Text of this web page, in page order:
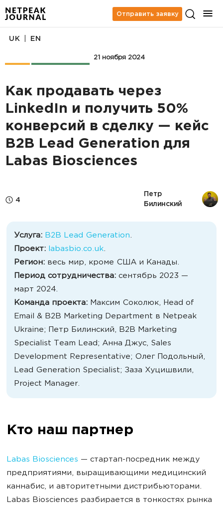
Отправить заявку
21 ноября 2024
UK EN
Как продавать через
LinkedIn и получить 50%
конверсий в сделку — кейс
B2B Lead Generation для
Labas Biosciences
4
Петр
Билинский
Услуга: B2B Lead Generation.
Проект: labasbio.co.uk.
Регион: весь мир, кроме США и Канады.
Период сотрудничества: сентябрь 2023 —
март 2024.
Команда проекта: Максим Соколюк, Head of
Email & B2B Marketing Department в Netpeak
Ukraine; Петр Билинский, B2B Marketing
Specialist Team Lead; Анна Джус, Sales
Development Representative; Олег Подольный,
Lead Generation Specialist; Заза Хуцишвили,
Project Manager.
Кто наш партнер
Labas Biosciences — стартап-посредник между
предприятиями, выращивающими медицинский
каннабис, и авторитетными дистрибьюторами.
Labas Biosciences разбирается в тонкостях рынка